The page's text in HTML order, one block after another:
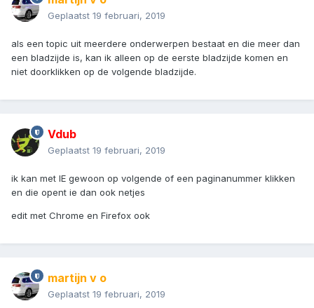
Geplaatst 19 februari, 2019
als een topic uit meerdere onderwerpen bestaat en die meer dan
een bladzijde is, kan ik alleen op de eerste bladzijde komen en
niet doorklikken op de volgende bladzijde.
Vdub
Geplaatst 19 februari, 2019
ik kan met IE gewoon op volgende of een paginanummer klikken
en die opent ie dan ook netjes
edit met Chrome en Firefox ook
martijn v o
Geplaatst 19 februari, 2019